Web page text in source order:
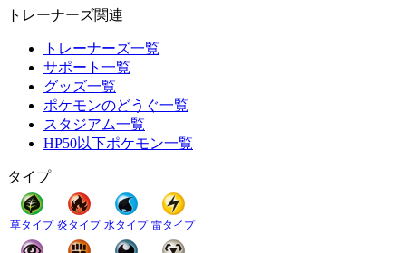
トレーナーズ関連
トレーナーズ一覧
サポート一覧
グッズ一覧
ポケモンのどうぐ一覧
スタジアム一覧
HP50以下ポケモン一覧
タイプ
草タイプ 炎タイプ 水タイプ 雷タイプ